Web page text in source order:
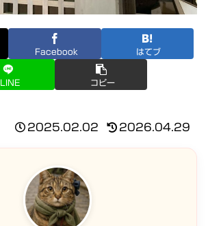
Facebook はてブ
LINE コピー
2025.02.02 2026.04.29